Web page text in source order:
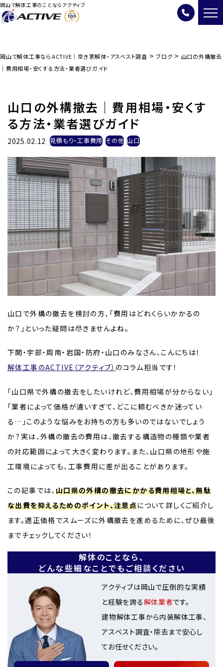
岡山で解体工事のことならアクティブ
岡山で解体工事ならACTIVE｜空き家解体・アスベスト調査 > ブログ> 山口の外構撤去
｜費用相場・安くする方法・業者選びガイド
山口の外構撤去｜費用相場・安くす
る方法・業者選びガイド
2025.02.12 見積もり・工事費用 その他 山口
山口で外構の撤去を検討の方、「費用はどれくらいかかるの
か？」といった疑問は尽きませんよね。
下関・宇部・周南・岩国・防府・山口のみなさん、こんにちは！
解体工事のACTIVE（アクティブ） のコラム担当です！
「山口県で外構の撤去をしたいけれど、費用相場が分からない」
「業者によって価格が違いすぎて、どこに頼むべきか迷ってい
る…」このような悩みをお持ちの方も多いのではないでしょう
か？実は、外構の撤去の費用は、撤去する構造物の種類や業者
の対応範囲によって大きく変わります。また、山口県の地形や施
工環境によっても、工事費用に差が出ることがあります。
この記事では、 山口県の外構の撤去にかかる費用相場と、無駄
な出費を抑えるためのポイント、注意点について詳しくご紹介し
ます。適正価格でスムーズに外構撤去を進めるために、ぜひ最後
までチェックしてください！
解体のことなら、
どんな些細なことでもご相談ください
アクティブは岡山で圧倒的な実績
と経験を誇る解体業者です。
建物解体工事から内装解体工事、
アスベスト調査・除去まで安心し
てお任せください。